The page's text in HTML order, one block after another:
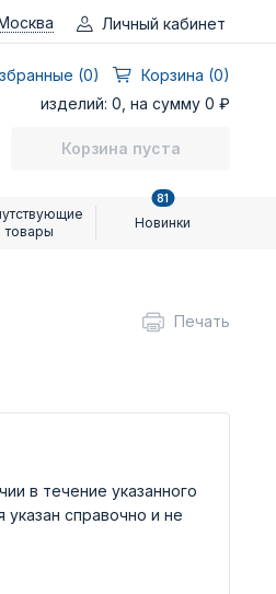
Личный кабинет
(0)
Корзина (0)
изделий: 0, на сумму 0 ₽
Корзина пуста
товары
Новинки
81
Печать
в течение указанного
справочно и не